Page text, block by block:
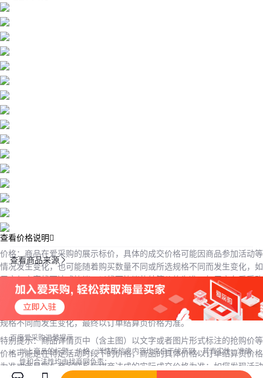
查看价格说明
价格：商品在爱采购的展示标价，具体的成交价格可能因商品参加活动等
情况发生变化，也可能随着购买数量不同或所选规格不同而发生变化，如
用户与商家线下达成协议，以线下协议的结算价格为准，如用户在爱采购
上完成线上购买，则最终以订单结算页价格为准。
抢购价：商品参与营销活动的活动价格，也可能随着购买数量不同或所选
规格不同而发生变化，最终以订单结算页价格为准。
特别提示：商品详情页中（含主图）以文字或者图片形式标注的抢购价等
价格可能是在特定活动时段下的价格，商品的具体价格以订单结算页价格
为准或者是您与商家联系后协商达成的实际成交价格为准；如您发现活动
查看商品来源 
百度爱采购温馨提示
以上商品的标题、价格、详情等信息内容均来自于找商网，其真实性、准确
性和合法性均由找商网负责；
如该商品有任何问题，请联系第三方网站进行删除，百度会积极配合；